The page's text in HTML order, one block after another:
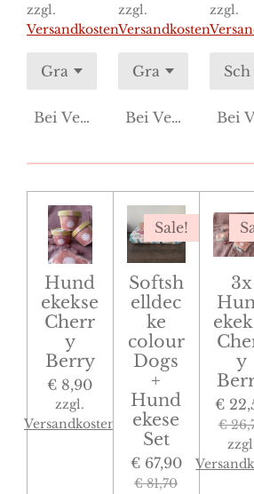
zzgl.
Versandkosten
Bei Verfügbarkeit
zzgl.
Versandkosten
Bei
zzgl.
Bei
Hund
ekekse
Cherr
y
Berry
€ 8,90
zzgl.
Versandkosten
Sale!
Softsh
elldec
ke
colour
Dogs
+
Hund
ekese
Set
€ 67,90
€ 81,70
3x
y
€
€